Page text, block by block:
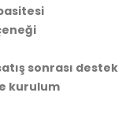
sonrası destek
kurulum